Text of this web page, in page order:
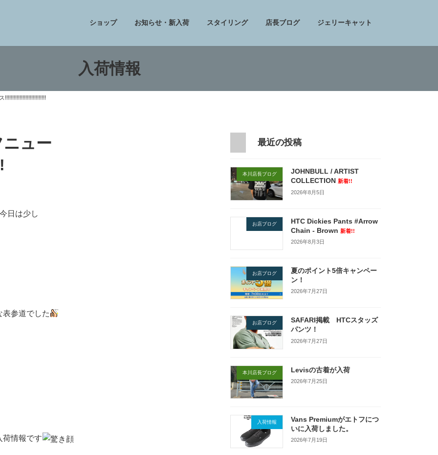
ショップ お知らせ・新入荷 スタイリング 店長ブログ ジェリーキャット
入荷情報
ュー
日は少し
表参道でした
荷情報です
最近の投稿
本川店長ブログ
JOHNBULL / ARTIST
COLLECTION 新着!!
2026年8月5日
お店ブログ
HTC Dickies Pants #Arrow
Chain - Brown 新着!!
2026年8月3日
お店ブログ
夏のポイント5倍キャンペー
ン！
2026年7月27日
お店ブログ
SAFARI掲載 HTCスタッズ
パンツ！
2026年7月27日
本川店長ブログ Levisの古着が入荷
2026年7月25日
入荷情報
Vans Premiumがエトフにつ
いに入荷しました。
2026年7月19日